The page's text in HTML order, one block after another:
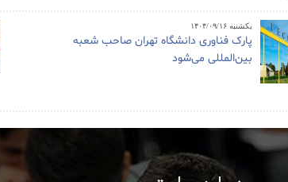
یکشنبه ۱۴۰۴/۰۹/۱۶
پارک فناوری دانشگاه تهران صاحب شعبه
بین‌المللی می‌شود